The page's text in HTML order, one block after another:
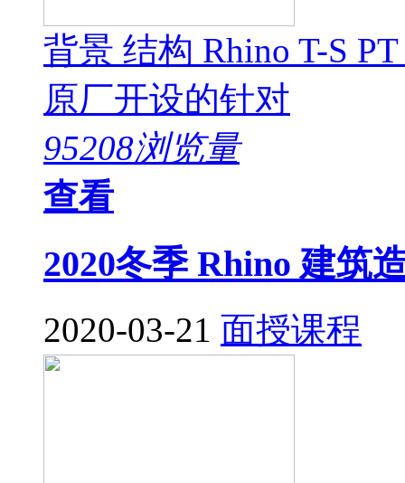
背景 结构 Rhino T-S
原厂开设的针对
95208浏览量
查看
2020冬季 Rhino 建筑
2020-03-21 面授课程